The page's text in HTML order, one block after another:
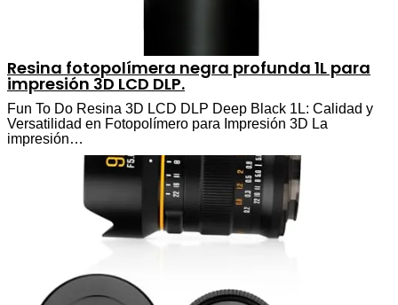
Resina fotopolímera negra profunda 1L para
impresión 3D LCD DLP.
Fun To Do Resina 3D LCD DLP Deep Black 1L: Calidad y
Versatilidad en Fotopolímero para Impresión 3D La
impresión…